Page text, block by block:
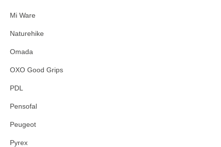
Mi Ware
Naturehike
Omada
OXO Good Grips
PDL
Pensofal
Peugeot
Pyrex